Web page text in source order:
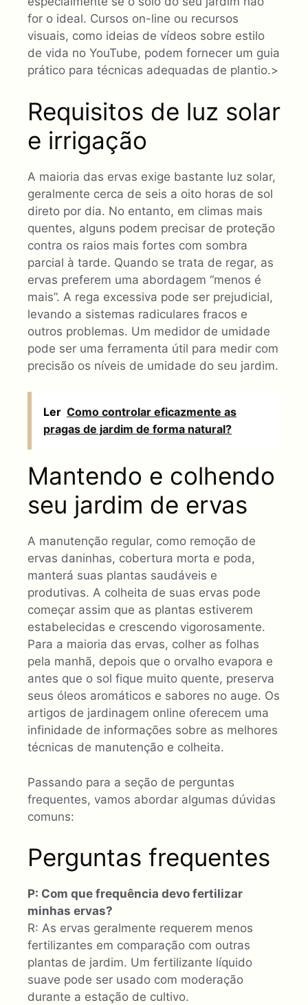
for o ideal. Cursos on-line ou recursos
visuais, como ideias de vídeos sobre estilo
de vida no YouTube, podem fornecer um guia
prático para técnicas adequadas de plantio.>
Requisitos de luz solar
e irrigação
A maioria das ervas exige bastante luz solar,
geralmente cerca de seis a oito horas de sol
direto por dia. No entanto, em climas mais
quentes, alguns podem precisar de proteção
contra os raios mais fortes com sombra
parcial à tarde. Quando se trata de regar, as
ervas preferem uma abordagem “menos é
mais”. A rega excessiva pode ser prejudicial,
levando a sistemas radiculares fracos e
outros problemas. Um medidor de umidade
pode ser uma ferramenta útil para medir com
precisão os níveis de umidade do seu jardim.
Ler Como controlar eficazmente as
pragas de jardim de forma natural?
Mantendo e colhendo
seu jardim de ervas
A manutenção regular, como remoção de
ervas daninhas, cobertura morta e poda,
manterá suas plantas saudáveis ​​e
produtivas. A colheita de suas ervas pode
começar assim que as plantas estiverem
estabelecidas e crescendo vigorosamente.
Para a maioria das ervas, colher as folhas
pela manhã, depois que o orvalho evapora e
antes que o sol fique muito quente, preserva
seus óleos aromáticos e sabores no auge. Os
artigos de jardinagem online oferecem uma
infinidade de informações sobre as melhores
técnicas de manutenção e colheita.
Passando para a seção de perguntas
frequentes, vamos abordar algumas dúvidas
comuns:
Perguntas frequentes
P: Com que frequência devo fertilizar
minhas ervas?
R: As ervas geralmente requerem menos
fertilizantes em comparação com outras
plantas de jardim. Um fertilizante líquido
suave pode ser usado com moderação
durante a estação de cultivo.